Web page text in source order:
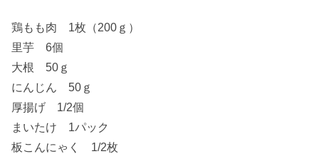
鶏もも肉 1枚（200ｇ）
里芋 6個
大根 50ｇ
にんじん 50ｇ
厚揚げ 1/2個
まいたけ 1パック
板こんにゃく 1/2枚